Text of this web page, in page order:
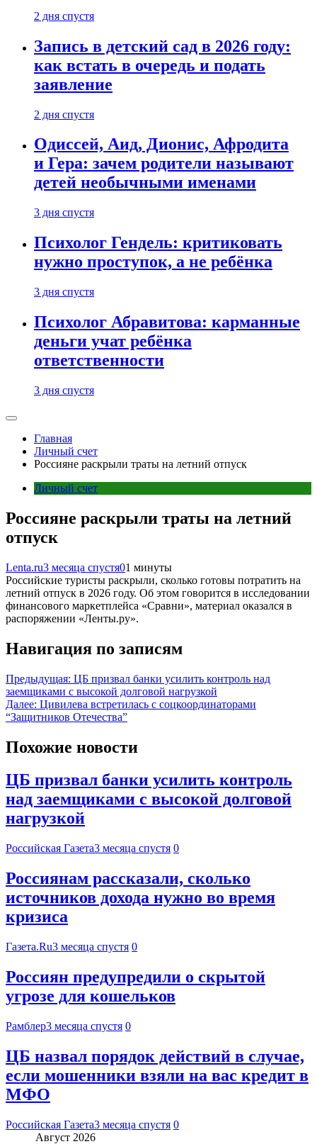
2 дня спустя
Запись в детский сад в 2026 году:
как встать в очередь и подать
заявление
2 дня спустя
Одиссей, Аид, Дионис, Афродита
и Гера: зачем родители называют
детей необычными именами
3 дня спустя
Психолог Гендель: критиковать
нужно проступок, а не ребёнка
3 дня спустя
Психолог Абравитова: карманные
деньги учат ребёнка
ответственности
3 дня спустя
Главная
Личный счет
Россияне раскрыли траты на летний отпуск
Личный счет
Россияне раскрыли траты на летний
отпуск
Lenta.ru3 месяца спустя01 минуты
Российские туристы раскрыли, сколько готовы потратить на
летний отпуск в 2026 году. Об этом говорится в исследовании
финансового маркетплейса «Сравни», материал оказался в
распоряжении «Ленты.ру».
Навигация по записям
Предыдущая: ЦБ призвал банки усилить контроль над
заемщиками с высокой долговой нагрузкой
Далее: Цивилева встретилась с соцкоординаторами
“Защитников Отечества”
Похожие новости
ЦБ призвал банки усилить контроль
над заемщиками с высокой долговой
нагрузкой
Российская Газета3 месяца спустя 0
Россиянам рассказали, сколько
источников дохода нужно во время
кризиса
Газета.Ru3 месяца спустя 0
Россиян предупредили о скрытой
угрозе для кошельков
Рамблер3 месяца спустя 0
ЦБ назвал порядок действий в случае,
если мошенники взяли на вас кредит в
МФО
Российская Газета3 месяца спустя 0
Август 2026